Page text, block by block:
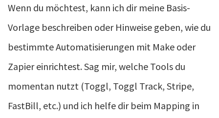
Wenn du möchtest, kann ich dir meine Basis-
Vorlage beschreiben oder Hinweise geben, wie du
bestimmte Automatisierungen mit Make oder
Zapier einrichtest. Sag mir, welche Tools du
momentan nutzt (Toggl, Toggl Track, Stripe,
FastBill, etc.) und ich helfe dir beim Mapping in